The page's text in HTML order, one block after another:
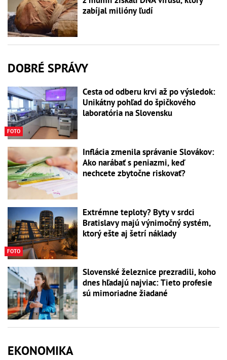
zabíjal milióny ľudí
DOBRÉ SPRÁVY
FOTO
Cesta od odberu krvi až po výsledok:
Unikátny pohľad do špičkového
laboratória na Slovensku
Inflácia zmenila správanie Slovákov:
Ako narábať s peniazmi, keď
nechcete zbytočne riskovať?
FOTO
Extrémne teploty? Byty v srdci
Bratislavy majú výnimočný systém,
ktorý ešte aj šetrí náklady
Slovenské železnice prezradili, koho
dnes hľadajú najviac: Tieto profesie
sú mimoriadne žiadané
EKONOMIKA